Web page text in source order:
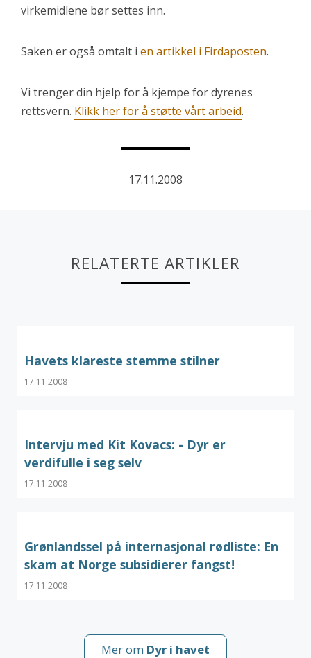
virkemidlene bør settes inn.
Saken er også omtalt i en artikkel i Firdaposten.
Vi trenger din hjelp for å kjempe for dyrenes
rettsvern. Klikk her for å støtte vårt arbeid.
17.11.2008
RELATERTE ARTIKLER
Havets klareste stemme stilner
17.11.2008
Intervju med Kit Kovacs: - Dyr er
verdifulle i seg selv
17.11.2008
Grønlandssel på internasjonal rødliste: En
skam at Norge subsidierer fangst!
17.11.2008
Mer om Dyr i havet